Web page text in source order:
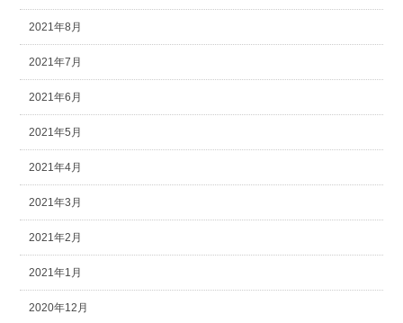
2021年8月
2021年7月
2021年6月
2021年5月
2021年4月
2021年3月
2021年2月
2021年1月
2020年12月